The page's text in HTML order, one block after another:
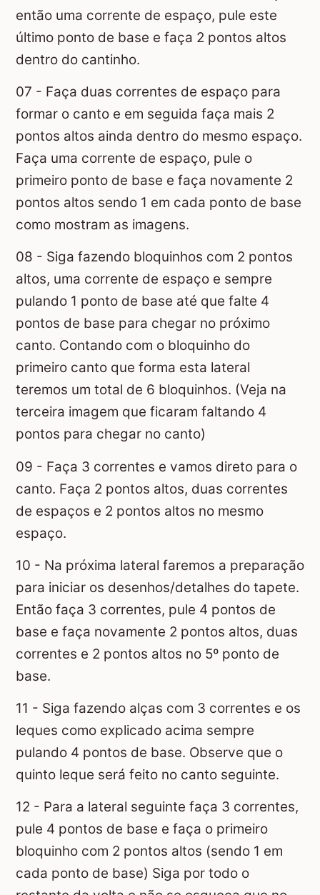
então uma corrente de espaço, pule este
último ponto de base e faça 2 pontos altos
dentro do cantinho.
07 - Faça duas correntes de espaço para
formar o canto e em seguida faça mais 2
pontos altos ainda dentro do mesmo espaço.
Faça uma corrente de espaço, pule o
primeiro ponto de base e faça novamente 2
pontos altos sendo 1 em cada ponto de base
como mostram as imagens.
08 - Siga fazendo bloquinhos com 2 pontos
altos, uma corrente de espaço e sempre
pulando 1 ponto de base até que falte 4
pontos de base para chegar no próximo
canto. Contando com o bloquinho do
primeiro canto que forma esta lateral
teremos um total de 6 bloquinhos. (Veja na
terceira imagem que ficaram faltando 4
pontos para chegar no canto)
09 - Faça 3 correntes e vamos direto para o
canto. Faça 2 pontos altos, duas correntes
de espaços e 2 pontos altos no mesmo
espaço.
10 - Na próxima lateral faremos a preparação
para iniciar os desenhos/detalhes do tapete.
Então faça 3 correntes, pule 4 pontos de
base e faça novamente 2 pontos altos, duas
correntes e 2 pontos altos no 5º ponto de
base.
11 - Siga fazendo alças com 3 correntes e os
leques como explicado acima sempre
pulando 4 pontos de base. Observe que o
quinto leque será feito no canto seguinte.
12 - Para a lateral seguinte faça 3 correntes,
pule 4 pontos de base e faça o primeiro
bloquinho com 2 pontos altos (sendo 1 em
cada ponto de base) Siga por todo o